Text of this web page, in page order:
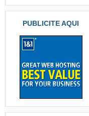
PUBLICITE AQUI